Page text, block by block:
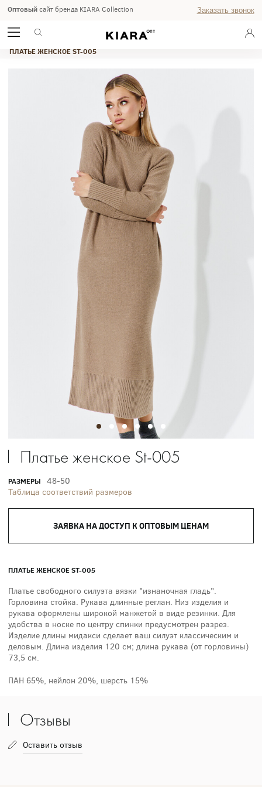
Оптовыйсайт бренда KIARA Collection Заказать звонок
ОСЕНЬ-ЗИМА 2024/25
ПЛАТЬЕ ЖЕНСКОЕ ST-005
Платье женское St-005
РАЗМЕРЫ
48-50
Таблица соответствий размеров
ЗАЯВКА НА ДОСТУП К ОПТОВЫМ ЦЕНАМ
ПЛАТЬЕ ЖЕНСКОЕ ST-005
Платье свободного силуэта вязки "изнаночная гладь".
Горловина стойка. Рукава длинные реглан. Низ изделия и
рукава оформлены широкой манжетой в виде резинки. Для
удобства в носке по центру спинки предусмотрен разрез.
Изделие длины мидакси сделает ваш силуэт классическим и
деловым. Длина изделия 120 см; длина рукава (от горловины)
73,5 см.
ПАН 65%, нейлон 20%, шерсть 15%
Отзывы
Оставить отзыв